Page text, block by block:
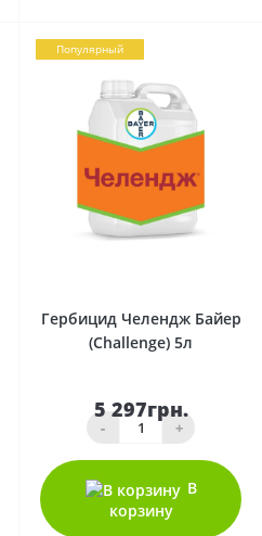
Популярный
Гербицид Челендж Байер
(Challenge) 5л
5 297грн.
- +
В
корзину